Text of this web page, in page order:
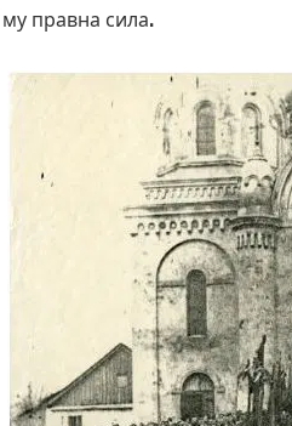
му правна сила.